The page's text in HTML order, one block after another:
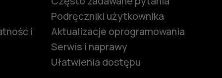
i
Podręczniki użytkownika
Aktualizacje oprogramowania
Serwis i naprawy
Ułatwienia dostępu